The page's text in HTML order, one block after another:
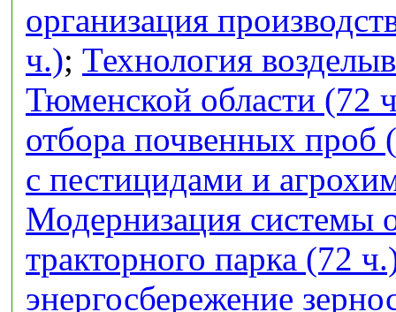
организация
ч.); Технология
Тюменской области (72
отбора почвенных проб
с пестицидами и
Модернизация системы
тракторного парка (72
энергосбережение